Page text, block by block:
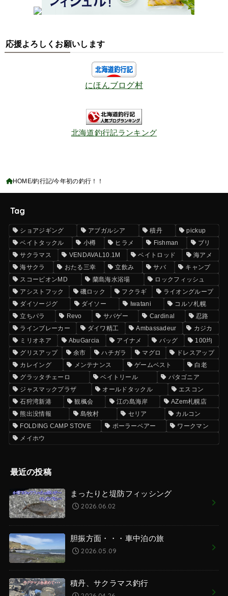
応援よろしくお願いします
にほんブログ村
北海道釣行記ランキング
HOME 釣行記 今年初の釣行！！
Tag
ショアジギング アブガルシア 積丹
pickup
ベイトタックル
小樽 ヒラメ Fishman
ブリ
サクラマス
VENDAVAL10.1M ベイトロッド
海アメ
海サクラ
おたる三幸 立飲み サバ
キャンプ
スコーピオンMD
蘭島海水浴場
ロックフィッシュ
アシストフック
磯ロック フクラギ
ライオングループ
ダイソージグ
ダイソー Iwatani
コルソ札幌
立ちパラ
Revo サバゲー Cardinal
忍路
ラインブレーカー
ダイワ精工 Ambassadeur
カジカ
ミリオネア
AbuGarcia アイナメ バッグ
100均
グリスアップ
余市 ハチガラ マグロ
ドレスアップ
カレイング
メンテナンス ゲームベスト
白老
グラッタチェーロ
ベイトリール
パタゴニア
ジャスマックプラザ
オールドタックル
エスコン
石狩湾新港
観楓会 江の島海岸
AZem札幌店
熊出没情報
島牧村 セリア
カルコン
FOLDING CAMP STOVE
ポーラーベアー
ワークマン
メイホウ
最近の投稿
まったりと堤防フィッシング
2026.06.02
胆振方面・・・車中泊の旅
2026.05.09
積丹、サクラマス釣行